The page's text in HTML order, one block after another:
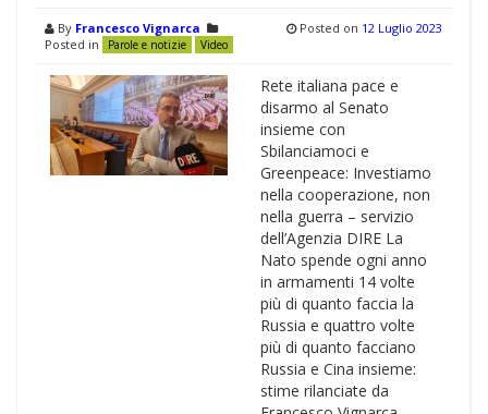
By Francesco Vignarca
Posted in
Parole e notizie Video
Posted on 12 Luglio 2023
Rete italiana pace e
disarmo al Senato
insieme con
Sbilanciamoci e
Greenpeace: Investiamo
nella cooperazione, non
nella guerra – servizio
dell’Agenzia DIRE La
Nato spende ogni anno
in armamenti 14 volte
più di quanto faccia la
Russia e quattro volte
più di quanto facciano
Russia e Cina insieme:
stime rilanciate da